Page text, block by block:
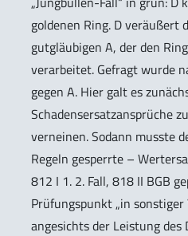
goldenen Ring. D veräußert
gutgläubigen A, der den
verarbeitet. Gefragt wurde
gegen A. Hier galt es
Schadensersatzansprüche
verneinen. Sodann musste
Regeln gesperrte –
812 I 1. 2. Fall, 818 II BGB
Prüfungspunkt „in
angesichts der Leistung des